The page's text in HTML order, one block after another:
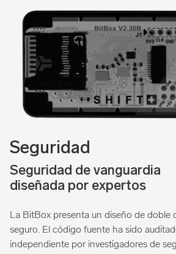
Seguridad
Seguridad de vanguardia
diseñada por expertos
La BitBox presenta un diseño de doble
seguro. El código fuente ha sido
independiente por investigadores de